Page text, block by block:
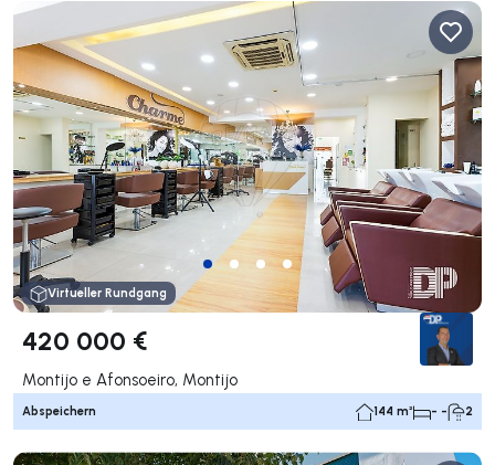
Virtueller Rundgang
420 000 €
Montijo e Afonsoeiro, Montijo
Abspeichern 144 m² - - 2